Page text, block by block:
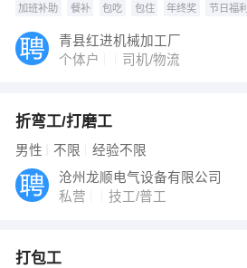
加班补助 餐补 包吃 包住 年终奖 节日福利
青县红进机械加工厂
个体户
司机/物流
折弯工/打磨工
男性 不限 经验不限
沧州龙顺电气设备有限公司
私营
技工/普工
打包工